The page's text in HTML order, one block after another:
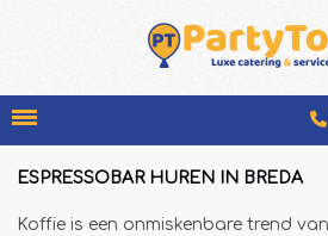
ESPRESSOBAR HUREN IN BREDA
Koffie is een onmiskenbare trend